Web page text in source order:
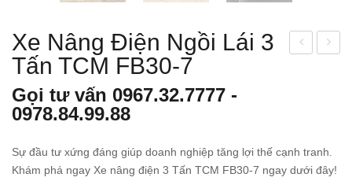
Ngồ Tấn
Xe Nâng Điện Ngồi Lái 3
Tấn TCM FB30-7
Gọi tư vấn 0967.32.7777 -
0978.84.99.88
Sự đầu tư xứng đáng giúp doanh nghiệp tăng lợi thế cạnh tranh.
Khám phá ngay Xe nâng điện 3 Tấn TCM FB30-7 ngay dưới đây!